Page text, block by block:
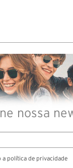
nossa
a política de privacidade